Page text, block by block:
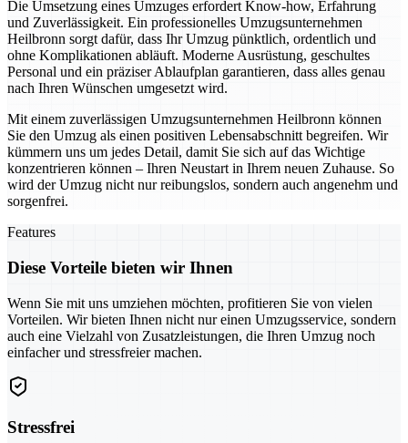
Die Umsetzung eines Umzuges erfordert Know-how, Erfahrung
und Zuverlässigkeit. Ein professionelles Umzugsunternehmen
Heilbronn sorgt dafür, dass Ihr Umzug pünktlich, ordentlich und
ohne Komplikationen abläuft. Moderne Ausrüstung, geschultes
Personal und ein präziser Ablaufplan garantieren, dass alles genau
nach Ihren Wünschen umgesetzt wird.
Mit einem zuverlässigen Umzugsunternehmen Heilbronn können
Sie den Umzug als einen positiven Lebensabschnitt begreifen. Wir
kümmern uns um jedes Detail, damit Sie sich auf das Wichtige
konzentrieren können – Ihren Neustart in Ihrem neuen Zuhause. So
wird der Umzug nicht nur reibungslos, sondern auch angenehm und
sorgenfrei.
Features
Diese Vorteile bieten wir Ihnen
Wenn Sie mit uns umziehen möchten, profitieren Sie von vielen
Vorteilen. Wir bieten Ihnen nicht nur einen Umzugsservice, sondern
auch eine Vielzahl von Zusatzleistungen, die Ihren Umzug noch
einfacher und stressfreier machen.
Stressfrei